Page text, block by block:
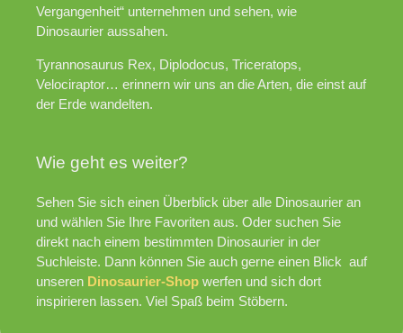
Vergangenheit“ unternehmen und sehen, wie
Dinosaurier aussahen.
Tyrannosaurus Rex, Diplodocus, Triceratops,
Velociraptor… erinnern wir uns an die Arten, die einst auf
der Erde wandelten.
Wie geht es weiter?
Sehen Sie sich einen Überblick über alle Dinosaurier an
und wählen Sie Ihre Favoriten aus. Oder suchen Sie
direkt nach einem bestimmten Dinosaurier in der
Suchleiste. Dann können Sie auch gerne einen Blick auf
unseren Dinosaurier-Shop werfen und sich dort
inspirieren lassen. Viel Spaß beim Stöbern.